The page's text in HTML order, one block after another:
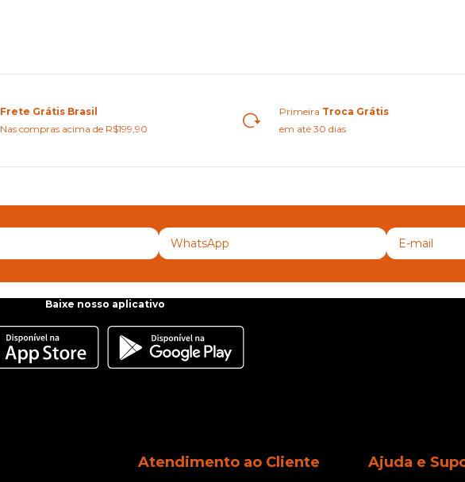
Frete Grátis Brasil
Nas compras acima de R$199,90
Primeira Troca Grátis
em até 30 dias
Baixe nosso aplicativo
Atendimento ao Cliente Ajuda e